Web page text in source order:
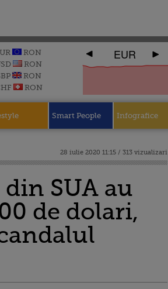
RON
RON
RON
RON
EUR
Smart People Infografice
28 iulie 2020 11:15 / 313 vizualizari
SUA au
de dolari,